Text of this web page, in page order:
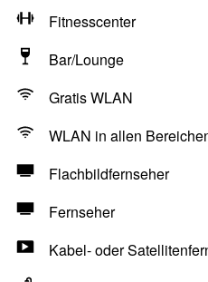
Fitnesscenter
Bar/Lounge
Gratis WLAN
WLAN in allen
Flachbildfernseher
Fernseher
Kabel- oder